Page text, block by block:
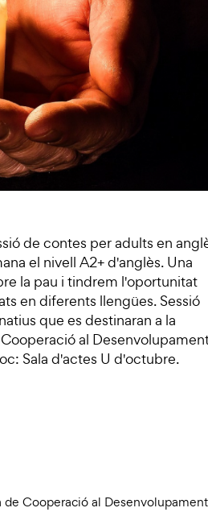
de contes per adults en
el nivell A2+ d'anglès. Una
la pau i tindrem l'oportunitat
en diferents llengües. Sessió
que es destinaran a la
al
Sala d'actes U d'octubre.
de Cooperació al Desenvolupament